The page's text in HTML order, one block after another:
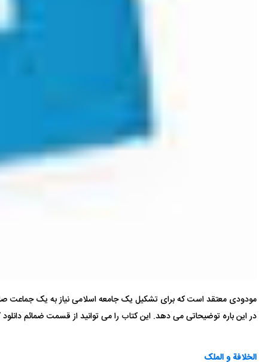
مودودی معتقد است که برای تشکیل یک جامعه اسلامی نیاز به یک جماعت
در این باره توضیحاتی می دهد. این کتاب را می توانید از قسمت ضمائم دانلود
الخلافة و الملک